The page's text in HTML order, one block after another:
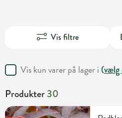
Vis filtre
Vis kun varer på lager i (vælg
Produkter30